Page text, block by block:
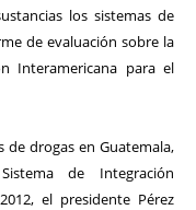
los sistemas de
de evaluación sobre la
Interamericana para el
drogas en Guatemala,
de Integración
el presidente Pérez